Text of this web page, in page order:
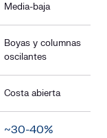
Media-baja
Boyas y columnas
oscilantes
Costa abierta
~30-40%